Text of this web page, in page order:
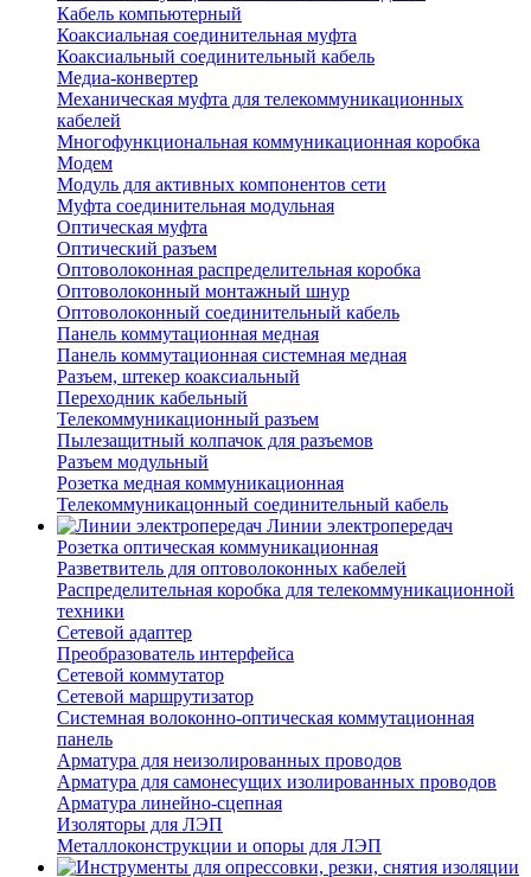
Кабель компьютерный
Коаксиальная соединительная муфта
Коаксиальный соединительный кабель
Медиа-конвертер
Механическая муфта для телекоммуникационных
кабелей
Многофункциональная коммуникационная коробка
Модем
Модуль для активных компонентов сети
Муфта соединительная модульная
Оптическая муфта
Оптический разъем
Оптоволоконная распределительная коробка
Оптоволоконный монтажный шнур
Оптоволоконный соединительный кабель
Панель коммутационная медная
Панель коммутационная системная медная
Разъем, штекер коаксиальный
Переходник кабельный
Телекоммуникационный разъем
Пылезащитный колпачок для разъемов
Разъем модульный
Розетка медная коммуникационная
Телекоммуникацонный соединительный кабель
Линии электропередач
Розетка оптическая коммуникационная
Разветвитель для оптоволоконных кабелей
Распределительная коробка для телекоммуникационной
техники
Сетевой адаптер
Преобразователь интерфейса
Сетевой коммутатор
Сетевой маршрутизатор
Системная волоконно-оптическая коммутационная
панель
Арматура для неизолированных проводов
Арматура для самонесущих изолированных проводов
Арматура линейно-сцепная
Изоляторы для ЛЭП
Металлоконструкции и опоры для ЛЭП